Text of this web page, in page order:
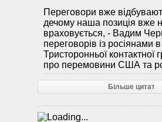
Переговори вже
дечому наша позиція вже
враховується, - Вадим
переговорів із росіянами
Тристоронньої контактної
про перемовини США та
Більше цитат